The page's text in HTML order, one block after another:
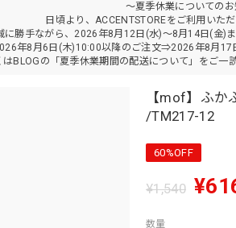
～夏季休業についての
日頃より、ACCENTSTOREをご利用いた
に勝手ながら、2026年8月12日(水)～8月14日(金)
年8月6日(木)10:00以降のご注文⇒2026年8月17
はBLOGの「夏季休業期間の配送について」をご一
【mof】ふか
/TM217-12
60%OFF
¥1,540
数量